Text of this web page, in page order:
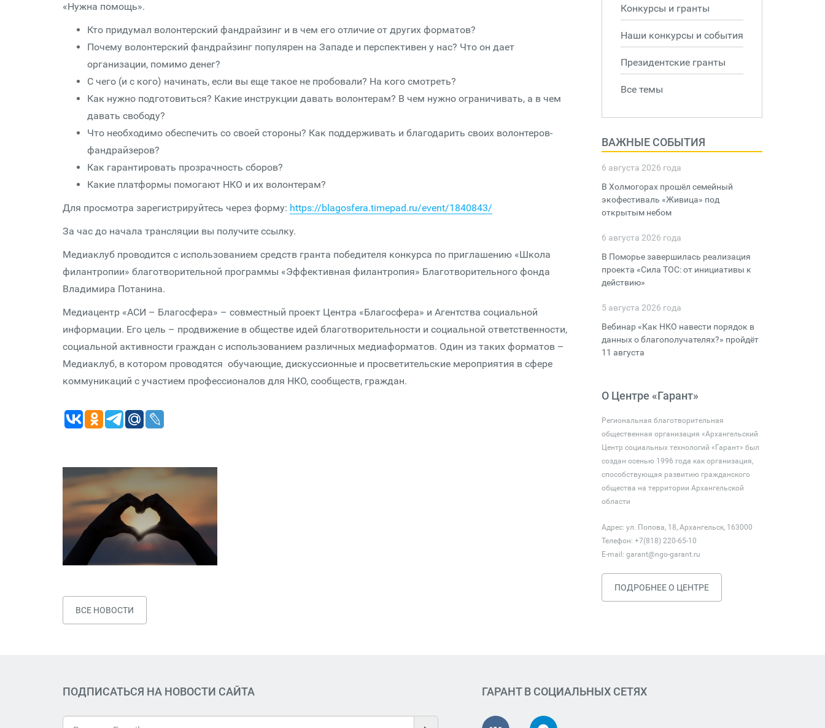
«Нужна помощь».
Кто придумал волонтерский фандрайзинг и в чем его отличие от других форматов?
Почему волонтерский фандрайзинг популярен на Западе и перспективен у нас? Что он дает
организации, помимо денег?
С чего (и с кого) начинать, если вы еще такое не пробовали? На кого смотреть?
Как нужно подготовиться? Какие инструкции давать волонтерам? В чем нужно ограничивать, а в чем
давать свободу?
Что необходимо обеспечить со своей стороны? Как поддерживать и благодарить своих волонтеров-
фандрайзеров?
Как гарантировать прозрачность сборов?
Какие платформы помогают НКО и их волонтерам?
Для просмотра зарегистрируйтесь через форму: https://blagosfera.timepad.ru/event/1840843/
За час до начала трансляции вы получите ссылку.
Медиаклуб проводится с использованием средств гранта победителя конкурса по приглашению «Школа
филантропии» благотворительной программы «Эффективная филантропия» Благотворительного фонда
Владимира Потанина.
Медиацентр «АСИ – Благосфера» – совместный проект Центра «Благосфера» и Агентства социальной
информации. Его цель – продвижение в обществе идей благотворительности и социальной ответственности,
социальной активности граждан с использованием различных медиаформатов. Один из таких форматов –
Медиаклуб, в котором проводятся обучающие, дискуссионные и просветительские мероприятия в сфере
коммуникаций с участием профессионалов для НКО, сообществ, граждан.
ВСЕ НОВОСТИ
Конкурсы и гранты
Наши конкурсы и события
Президентские гранты
Все темы
ВАЖНЫЕ СОБЫТИЯ
6 августа 2026 года
В Холмогорах прошёл семейный
экофестиваль «Живица» под
открытым небом
6 августа 2026 года
В Поморье завершилась реализация
проекта «Сила ТОС: от инициативы к
действию»
5 августа 2026 года
Вебинар «Как НКО навести порядок в
данных о благополучателях?» пройдёт
11 августа
О Центре «Гарант»
Региональная благотворительная
общественная организация «Архангельский
Центр социальных технологий «Гарант» был
создан осенью 1996 года как организация,
способствующая развитию гражданского
общества на территории Архангельской
области
Адрес: ул. Попова, 18, Архангельск, 163000
Телефон: +7(818) 220-65-10
E-mail: garant@ngo-garant.ru
ПОДРОБНЕЕ О ЦЕНТРЕ
ПОДПИСАТЬСЯ НА НОВОСТИ САЙТА ГАРАНТ В СОЦИАЛЬНЫХ СЕТЯХ